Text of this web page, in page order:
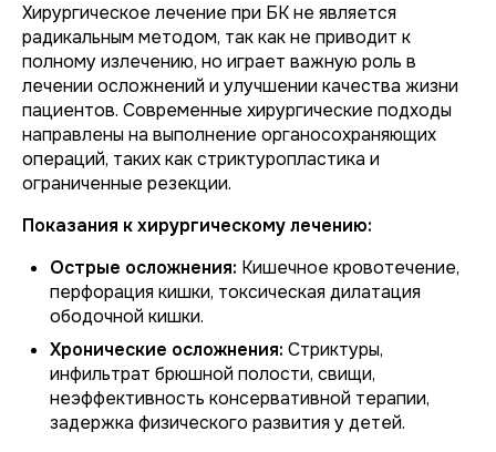
Хирургическое лечение при БК не является
радикальным методом, так как не приводит к
полному излечению, но играет важную роль в
лечении осложнений и улучшении качества жизни
пациентов. Современные хирургические подходы
направлены на выполнение органосохраняющих
операций, таких как стриктуропластика и
ограниченные резекции.
Показания к хирургическому лечению:
Острые осложнения: Кишечное кровотечение,
перфорация кишки, токсическая дилатация
ободочной кишки.
Хронические осложнения: Стриктуры,
инфильтрат брюшной полости, свищи,
неэффективность консервативной терапии,
задержка физического развития у детей.